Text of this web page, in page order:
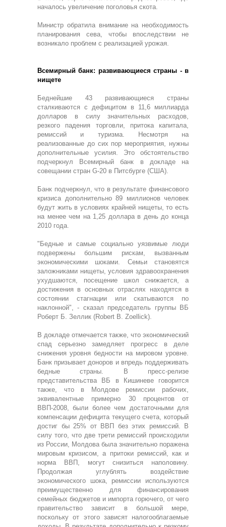
началось увеличение поголовья скота.
Министр обратила внимание на необходимость
планирования сева, чтобы впоследствии не
возникало проблем с реализацией урожая.
Всемирный банк: развивающиеся страны - в
нищете
Беднейшие 43 развивающиеся страны
сталкиваются с дефицитом в 11,6 миллиарда
долларов в силу значительных расходов,
резкого падения торговли, притока капитала,
ремиссий и туризма. Несмотря на
реализованные до сих пор мероприятия, нужны
дополнительные усилия. Это обстоятельство
подчеркнул Всемирный банк в докладе на
совещании стран G-20 в Питсбурге (США).
Банк подчеркнул, что в результате финансового
кризиса дополнительно 89 миллионов человек
будут жить в условиях крайней нищеты, то есть
на менее чем на 1,25 доллара в день до конца
2010 года.
"Бедные и самые социально уязвимые люди
подвержены большим рискам, вызванным
экономическими шоками. Семьи становятся
заложниками нищеты, условия здравоохранения
ухудшаются, посещение школ снижается, а
достижения в основных отраслях находятся в
состоянии стагнации или скатываются по
наклонной", - сказал председатель группы ВБ
Роберт Б. Зеллик (Robert B. Zoellick).
В докладе отмечается также, что экономический
спад серьезно замедляет прогресс в деле
снижения уровня бедности на мировом уровне.
Банк призывает доноров и впредь поддерживать
бедные страны. В пресс-релизе
представительства ВБ в Кишиневе говорится
также, что в Молдове ремиссии рабочих,
эквивалентные примерно 30 процентов от
ВВП-2008, были более чем достаточными для
компенсации дефицита текущего счета, который
достиг бы 25% от ВВП без этих ремиссий. В
силу того, что две трети ремиссий происходили
из России, Молдова была значительно поражена
мировым кризисом, а притоки ремиссий, как и
норма ВВП, могут снизиться наполовину.
Продолжая углублять воздействие
экономического шока, ремиссии используются
преимущественно для финансирования
семейных бюджетов и импорта горючего, от чего
правительство зависит в большой мере,
поскольку от этого зависят налогооблагаемые